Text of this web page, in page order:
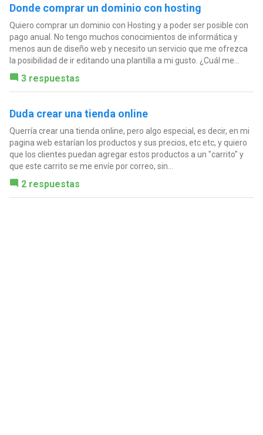
Donde comprar un dominio con hosting
Quiero comprar un dominio con Hosting y a poder ser posible con
pago anual. No tengo muchos conocimientos de informática y
menos aun de diseño web y necesito un servicio que me ofrezca
la posibilidad de ir editando una plantilla a mi gusto. ¿Cuál me...
3 respuestas
Duda crear una tienda online
Querría crear una tienda online, pero algo especial, es decir, en mi
pagina web estarían los productos y sus precios, etc etc, y quiero
que los clientes puedan agregar estos productos a un "carrito" y
que este carrito se me envíe por correo, sin...
2 respuestas